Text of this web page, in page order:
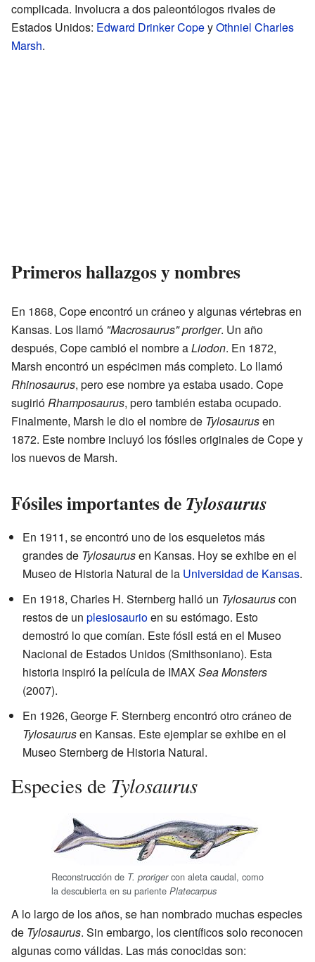
complicada. Involucra a dos paleontólogos rivales de
Estados Unidos: Edward Drinker CopeyOthniel Charles
Marsh.
Primeros hallazgos y nombres
En 1868, Cope encontró un cráneo y algunas vértebras en
Kansas. Los llamó "Macrosaurus" proriger. Un año
después, Cope cambió el nombre aLiodon. En 1872,
Marsh encontró un espécimen más completo. Lo llamó
Rhinosaurus, pero ese nombre ya estaba usado. Cope
sugirióRhamposaurus, pero también estaba ocupado.
Finalmente, Marsh le dio el nombre de Tylosaurusen
1872. Este nombre incluyó los fósiles originales de Cope y
los nuevos de Marsh.
Fósiles importantes deTylosaurus
En 1911, se encontró uno de los esqueletos más
grandes de Tylosaurusen Kansas. Hoy se exhibe en el
Museo de Historia Natural de la Universidad de Kansas.
En 1918, Charles H. Sternberg halló un Tylosauruscon
restos de un plesiosaurioen su estómago. Esto
demostró lo que comían. Este fósil está en el Museo
Nacional de Estados Unidos (Smithsoniano). Esta
historia inspiró la película de IMAX Sea Monsters
(2007).
En 1926, George F. Sternberg encontró otro cráneo de
Tylosaurusen Kansas. Este ejemplar se exhibe en el
Museo Sternberg de Historia Natural.
Especies de Tylosaurus
Reconstrucción de T. prorigercon aleta caudal, como
la descubierta en su pariente Platecarpus
A lo largo de los años, se han nombrado muchas especies
de Tylosaurus. Sin embargo, los científicos solo reconocen
algunas como válidas. Las más conocidas son: